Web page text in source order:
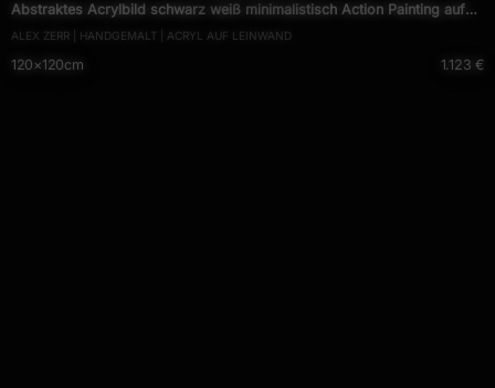
Abstraktes Acrylbild schwarz weiß minimalistisch Action Painting auf
Leinwand handgemalt
ALEX ZERR | HANDGEMALT | ACRYL AUF LEINWAND
120×120cm 1.123 €